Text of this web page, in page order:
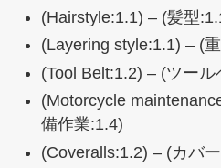
(Hairstyle:1.1) – (髪型
(Layering style:1.1) – (
(Tool Belt:1.2) – (ツール
(Motorcycle
備作業:1.4)
(Coveralls:1.2) – (カバ